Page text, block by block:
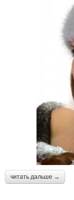
читать дальше →